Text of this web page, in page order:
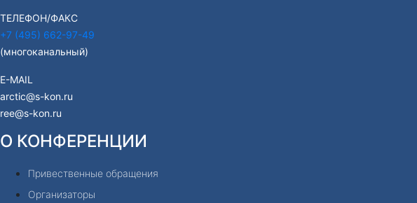
ТЕЛЕФОН/ФАКС
+7 (495) 662-97-49
(многоканальный)
E-MAIL
arctic@s-kon.ru
ree@s-kon.ru
О КОНФЕРЕНЦИИ
Привественные обращения
Организаторы